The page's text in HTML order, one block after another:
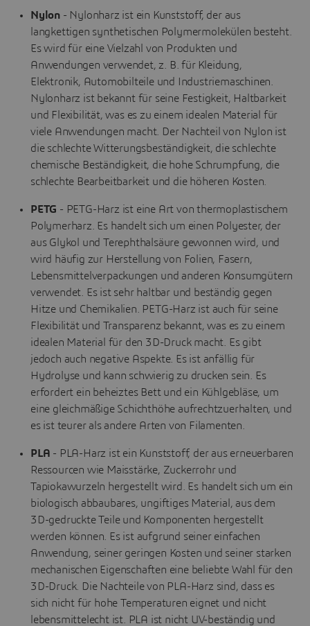
Nylon - Nylonharz ist ein Kunststoff, der aus
langkettigen synthetischen Polymermolekülen besteht.
Es wird für eine Vielzahl von Produkten und
Anwendungen verwendet, z. B. für Kleidung,
Elektronik, Automobilteile und Industriemaschinen.
Nylonharz ist bekannt für seine Festigkeit, Haltbarkeit
und Flexibilität, was es zu einem idealen Material für
viele Anwendungen macht. Der Nachteil von Nylon ist
die schlechte Witterungsbeständigkeit, die schlechte
chemische Beständigkeit, die hohe Schrumpfung, die
schlechte Bearbeitbarkeit und die höheren Kosten.
PETG - PETG-Harz ist eine Art von thermoplastischem
Polymerharz. Es handelt sich um einen Polyester, der
aus Glykol und Terephthalsäure gewonnen wird, und
wird häufig zur Herstellung von Folien, Fasern,
Lebensmittelverpackungen und anderen Konsumgütern
verwendet. Es ist sehr haltbar und beständig gegen
Hitze und Chemikalien. PETG-Harz ist auch für seine
Flexibilität und Transparenz bekannt, was es zu einem
idealen Material für den 3D-Druck macht. Es gibt
jedoch auch negative Aspekte. Es ist anfällig für
Hydrolyse und kann schwierig zu drucken sein. Es
erfordert ein beheiztes Bett und ein Kühlgebläse, um
eine gleichmäßige Schichthöhe aufrechtzuerhalten, und
es ist teurer als andere Arten von Filamenten.
PLA - PLA-Harz ist ein Kunststoff, der aus erneuerbaren
Ressourcen wie Maisstärke, Zuckerrohr und
Tapiokawurzeln hergestellt wird. Es handelt sich um ein
biologisch abbaubares, ungiftiges Material, aus dem
3D-gedruckte Teile und Komponenten hergestellt
werden können. Es ist aufgrund seiner einfachen
Anwendung, seiner geringen Kosten und seiner starken
mechanischen Eigenschaften eine beliebte Wahl für den
3D-Druck. Die Nachteile von PLA-Harz sind, dass es
sich nicht für hohe Temperaturen eignet und nicht
lebensmittelecht ist. PLA ist nicht UV-beständig und